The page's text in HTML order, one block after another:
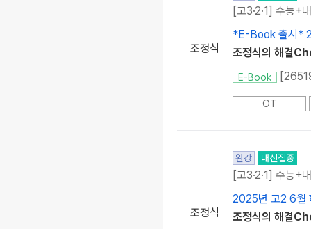
조정식
[고3·2·1] 수능+
*E-Book 출시*
조정식의 해결
E-Book
OT
조정식
완강 내신집중
[고3·2·1] 수능+
2025년 고2 6월
조정식의 해결